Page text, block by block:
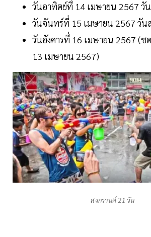
วันอาทิตย์ที่ 14 เมษายน 2567 วั
วันจันทร์ที่ 15 เมษายน 2567 วัน
วันอังคารที่ 16 เมษายน 2567 (ช
13 เมษายน 2567)
สงกรานต์ 21 วัน